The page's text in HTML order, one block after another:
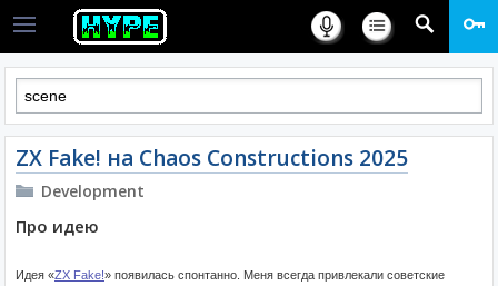
ZX Fake! на Chaos Constructions 2025
Development
Про идею
Идея «ZX Fake!» появилась спонтанно. Меня всегда привлекали советские